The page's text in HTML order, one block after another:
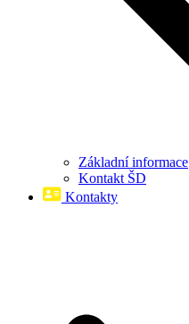
Základní informace
Kontakt ŠD
Kontakty